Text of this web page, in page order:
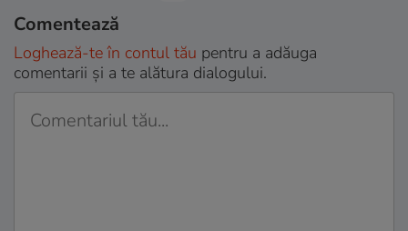
Comentează
Loghează-te în contul tău pentru a adăuga
comentarii și a te alătura dialogului.